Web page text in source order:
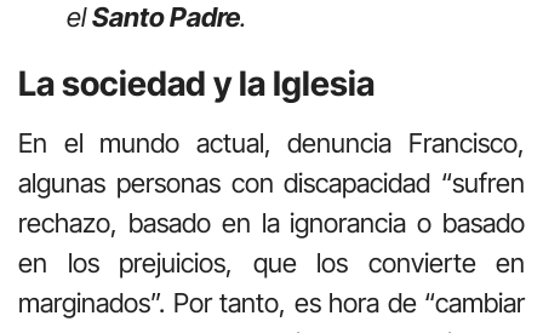
elSanto Padre.
La sociedad y la Iglesia
En el mundo actual, denuncia Francisco,
algunas personas con discapacidad “sufren
rechazo, basado en la ignorancia o basado
en los prejuicios, que los convierte en
marginados”. Por tanto, es hora de “cambiar